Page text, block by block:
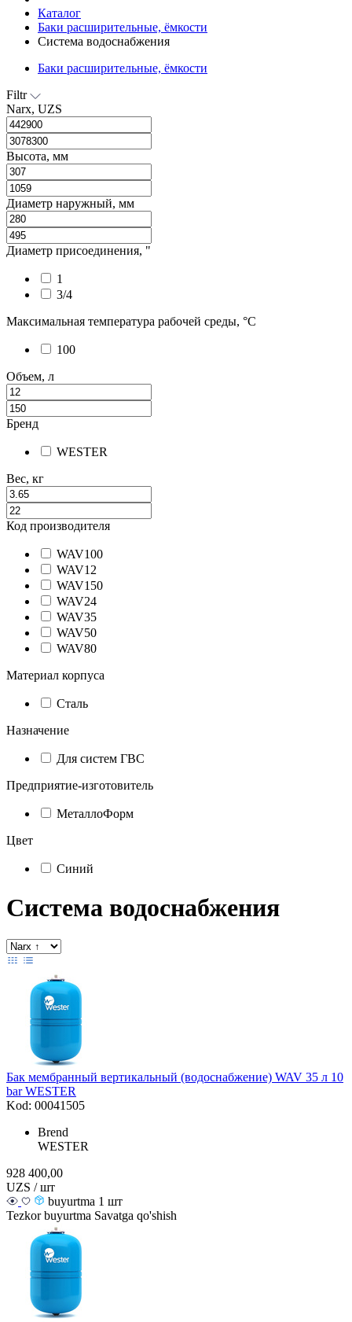
Каталог
Баки расширительные, ёмкости
Система водоснабжения
Баки расширительные, ёмкости
Filtr
Narx, UZS
Высота, мм
Диаметр наружный, мм
Диаметр присоединения, "
1
3/4
Максимальная температура рабочей среды, °С
100
Объем, л
Бренд
WESTER
Вес, кг
Код производителя
WAV100
WAV12
WAV150
WAV24
WAV35
WAV50
WAV80
Материал корпуса
Сталь
Назначение
Для систем ГВС
Предприятие-изготовитель
МеталлоФорм
Цвет
Синий
Система водоснабжения
Бак мембранный вертикальный (водоснабжение) WAV 35 л 10
bar WESTER
Kod: 00041505
Brend
WESTER
928 400,00
UZS / шт
buyurtma 1 шт
Tezkor buyurtma Savatga qo'shish